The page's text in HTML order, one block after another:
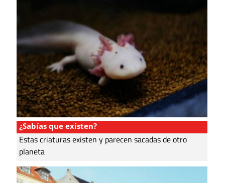
¿Sabías que existen?
Estas criaturas existen y parecen sacadas de otro
planeta